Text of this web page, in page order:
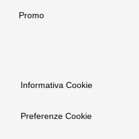
Promo
Informativa Cookie
Preferenze Cookie